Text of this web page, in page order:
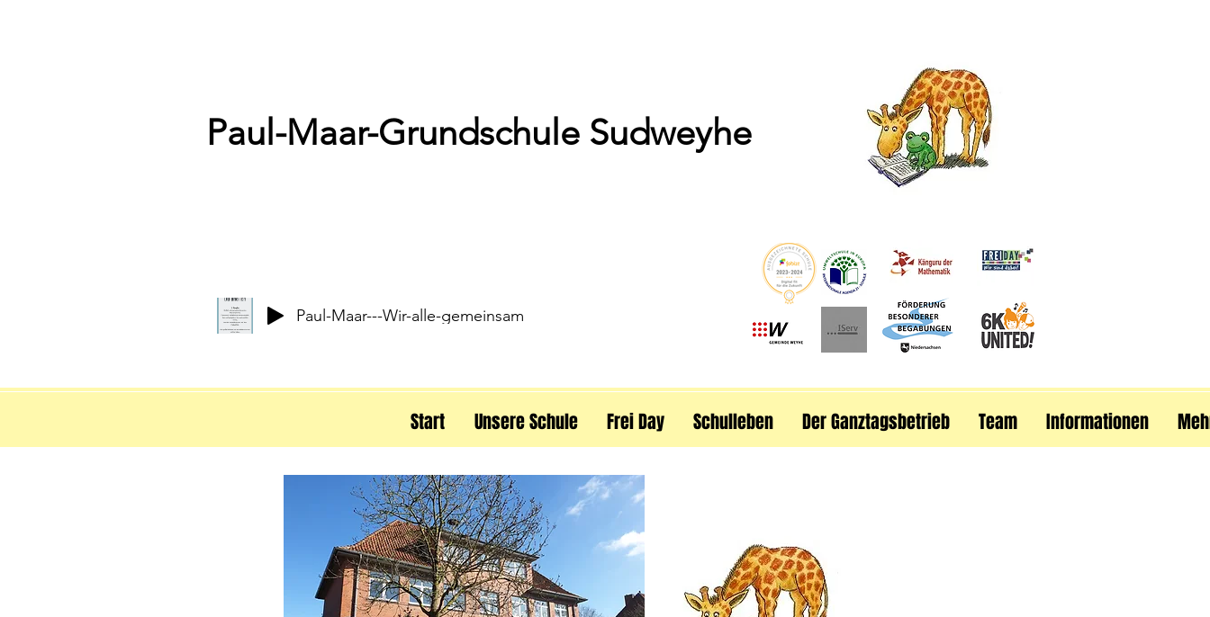
Paul-Maar-Grundschule Sudweyhe
Paul-Maar---Wir-alle-gemeinsam
Start Unsere Schule Frei Day Schulleben Der Ganztagsbetrieb Team Informationen